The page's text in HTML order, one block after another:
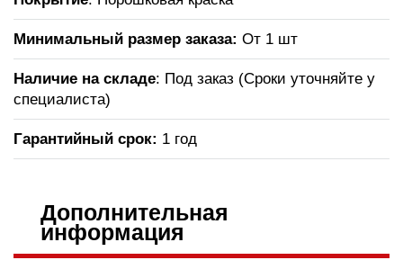
Минимальный размер заказа: От 1 шт
Наличие на складе: Под заказ (Сроки уточняйте у
специалиста)
Гарантийный срок: 1 год
Дополнительная
информация